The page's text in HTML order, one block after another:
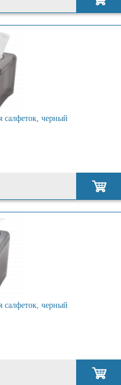
салфеток, черный
салфеток, черный